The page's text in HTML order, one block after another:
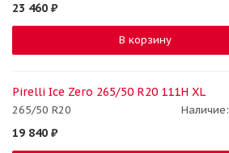
23 460 ₽
В корзину
Pirelli Ice Zero 265/50 R20 111H XL
265/50 R20 Наличие:
19 840 ₽